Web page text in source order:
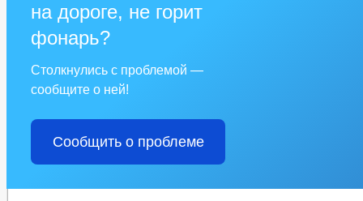
на дороге, не горит
фонарь?
Столкнулись с проблемой —
сообщите о ней!
Сообщить о проблеме